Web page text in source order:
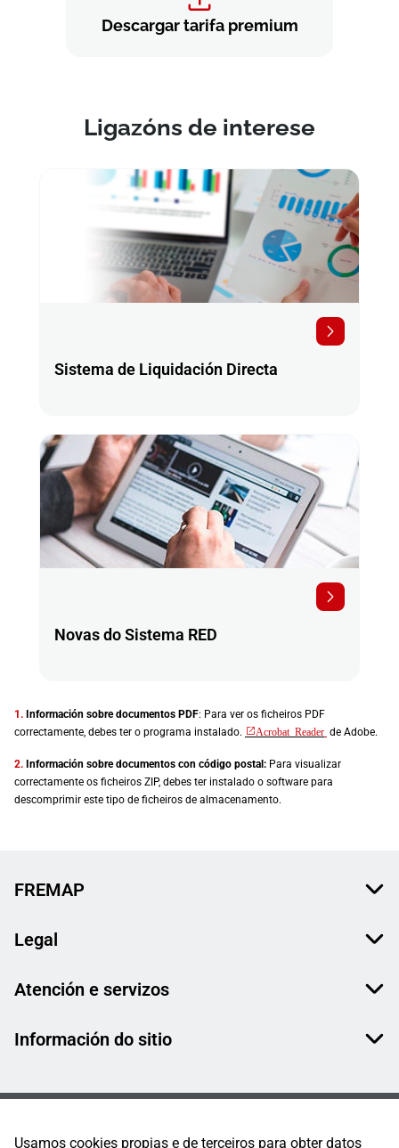
Usamos cookies propias e de terceiros para obter datos
Descargar tarifa premium
Ligazóns de interese
Sistema de Liquidación Directa
Novas do Sistema RED
1. Información sobre documentos PDF: Para ver os ficheiros PDF
correctamente, debes ter o programa instalado.
Acrobat Reader de Adobe.
2. Información sobre documentos con código postal: Para visualizar
correctamente os ficheiros ZIP, debes ter instalado o software para
descomprimir este tipo de ficheiros de almacenamento.
FREMAP
Legal
Atención e servizos
Información do sitio